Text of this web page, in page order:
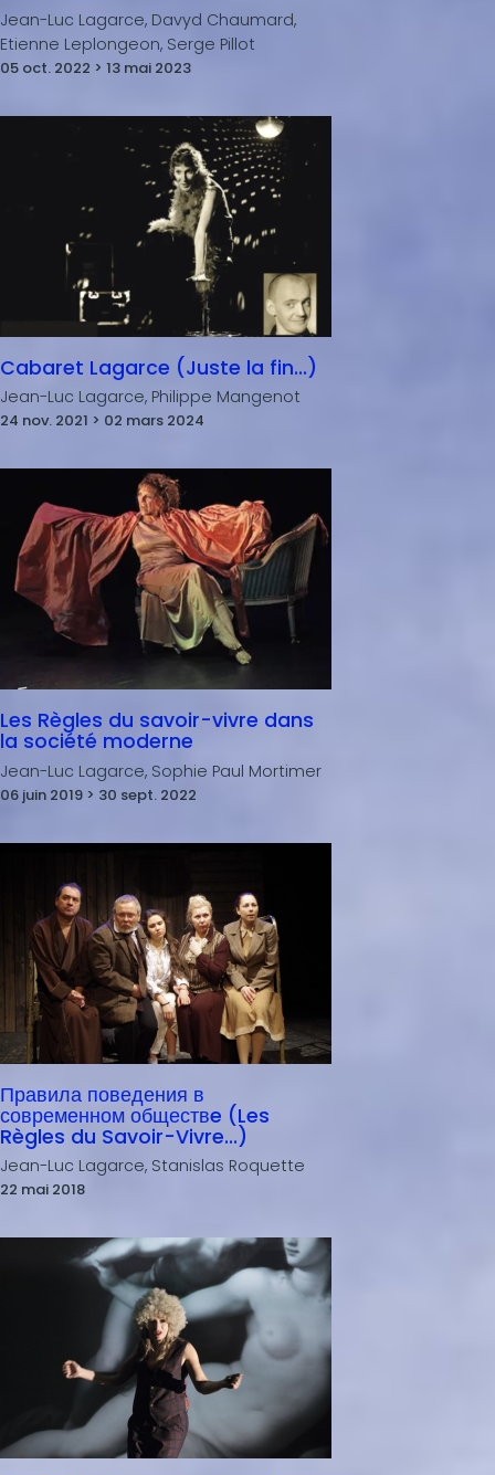
Jean-Luc Lagarce, Davyd Chaumard,
Etienne Leplongeon, Serge Pillot
05 oct. 2022 > 13 mai 2023
Cabaret Lagarce (Juste la fin...)
Jean-Luc Lagarce, Philippe Mangenot
24 nov. 2021 > 02 mars 2024
Les Règles du savoir-vivre dans
la société moderne
Jean-Luc Lagarce, Sophie Paul Mortimer
06 juin 2019 > 30 sept. 2022
Правила поведения в
современном обществe (Les
Règles du Savoir-Vivre...)
Jean-Luc Lagarce, Stanislas Roquette
22 mai 2018